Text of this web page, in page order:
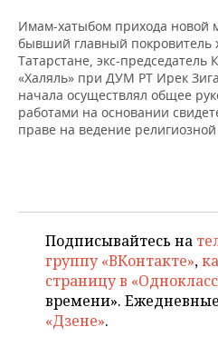
Имам-хатыбом прихода новой
бывший главный покровитель
Татарстане, экс-председатель
«Халяль» при ДУМ РТ Ирек
начала осуществлял общее
работами на основании
праве на ведение
Подписывайтесь на
группу «ВКонтакте»,
страницу в
времени».
«Дзене».